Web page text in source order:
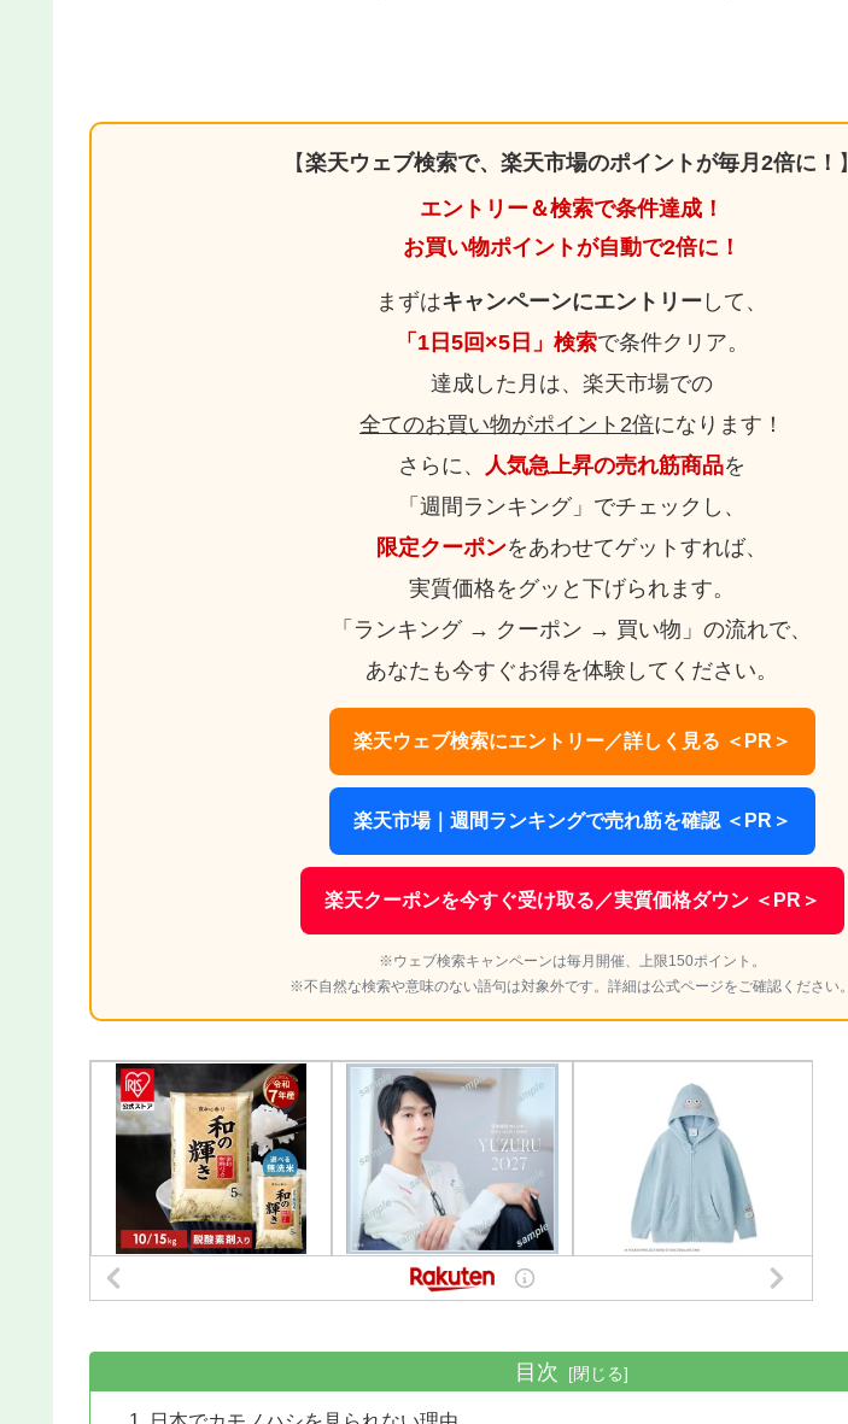
【楽天ウェブ検索で、楽天市場のポイントが毎月2倍に！ 】
エントリー＆検索で条件達成！
お買い物ポイントが自動で2倍に！
まずはキャンペーンにエントリー して、
「1日5回×5日」検索で条件クリア。
達成した月は、楽天市場での
全てのお買い物がポイント2倍になります！
さらに、
人気急上昇の売れ筋商品を
「週間ランキング」でチェックし、
限定クーポンをあわせてゲットすれば、
実質価格をグッと下げられます。
「ランキング → クーポン → 買い物」の流れで、
あなたも今すぐお得を体験してください。
楽天ウェブ検索にエントリー／詳しく見る ＜PR＞
楽天市場｜週間ランキングで売れ筋を確認 ＜PR＞
楽天クーポンを今すぐ受け取る／実質価格ダウン ＜PR＞
※ウェブ検索キャンペーンは毎月開催、上限150ポイント。
※不自然な検索や意味のない語句は対象外です。詳細は公式ページをご確認ください。
目次